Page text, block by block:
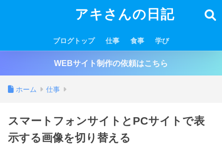
アキさんの日記
ブログトップ 仕事 食事 学び
WEBサイト制作の依頼はこちら
ホーム 仕事
スマートフォンサイトとPCサイトで表
示する画像を切り替える